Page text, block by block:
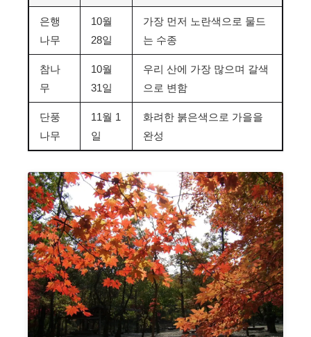
은행
나무
10월
28일
가장 먼저 노란색으로 물드
는 수종
참나
무
10월
31일
우리 산에 가장 많으며 갈색
으로 변함
단풍
나무
11월 1
일
화려한 붉은색으로 가을을
완성